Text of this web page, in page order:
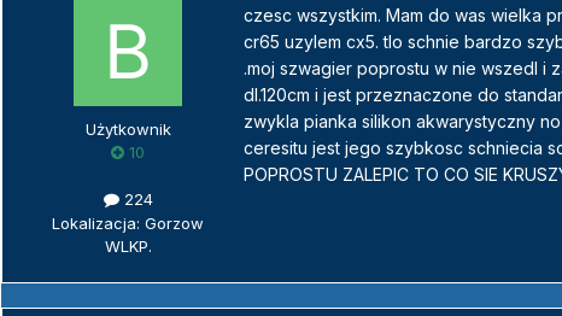
Użytkownik
10
224
Lokalizacja: Gorzow
WLKP.
czesc wszystkim. Mam do was wielka
cr65 uzylem cx5. tlo schnie bardzo
.moj szwagier poprostu w nie wszedl i
dl.120cm i jest przeznaczone do
zwykla pianka silikon akwarystyczny
ceresitu jest jego szybkosc schniecia
POPROSTU ZALEPIC TO CO SIE